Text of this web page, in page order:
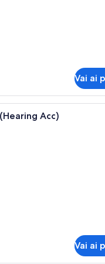
Vai ai
e una sedia.Una camera d'albergo
Acc)
Vai ai